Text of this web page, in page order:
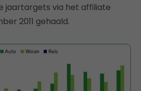
jaartargets via het affiliate
2011 gehaald.